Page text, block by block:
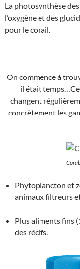
La photosynthèse
l’oxygène et des
pour le corail.
On commence à
il était
changent
concrètement les
Phytoplancton et
animaux filtreurs
Plus aliments fins
des récifs.